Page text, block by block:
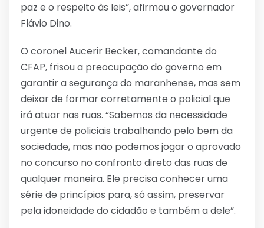
paz e o respeito às leis”, afirmou o governador
Flávio Dino.
O coronel Aucerir Becker, comandante do
CFAP, frisou a preocupação do governo em
garantir a segurança do maranhense, mas sem
deixar de formar corretamente o policial que
irá atuar nas ruas. “Sabemos da necessidade
urgente de policiais trabalhando pelo bem da
sociedade, mas não podemos jogar o aprovado
no concurso no confronto direto das ruas de
qualquer maneira. Ele precisa conhecer uma
série de princípios para, só assim, preservar
pela idoneidade do cidadão e também a dele”.